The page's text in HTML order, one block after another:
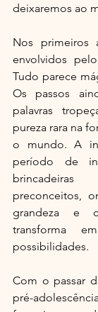
deixaremos ao
Nos primeiros
envolvidos
Tudo parece
Os passos
palavras
pureza rara na
o mundo. A
período de
preconceitos,
grandeza e
transforma
possibilidades.
Com o passar
pré-